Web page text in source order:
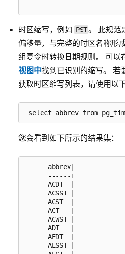
时区缩写，例如 PST。 此规范
偏移量，与完整的时区名称形
组夏令时转换日期规则。 可以
视图中找到已识别的缩写。 若
获取时区缩写列表，请使用以下
select abbrev from
您会看到如下所示的结果集：
      abbrev|
      ------+
      ACDT  |
      ACSST |
      ACST  |
      ACT   |
      ACWST |
      ADT   |
      AEDT  |
      AESST |